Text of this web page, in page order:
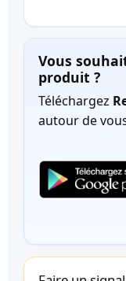
Vous
produit ?
Téléchargez
autour de